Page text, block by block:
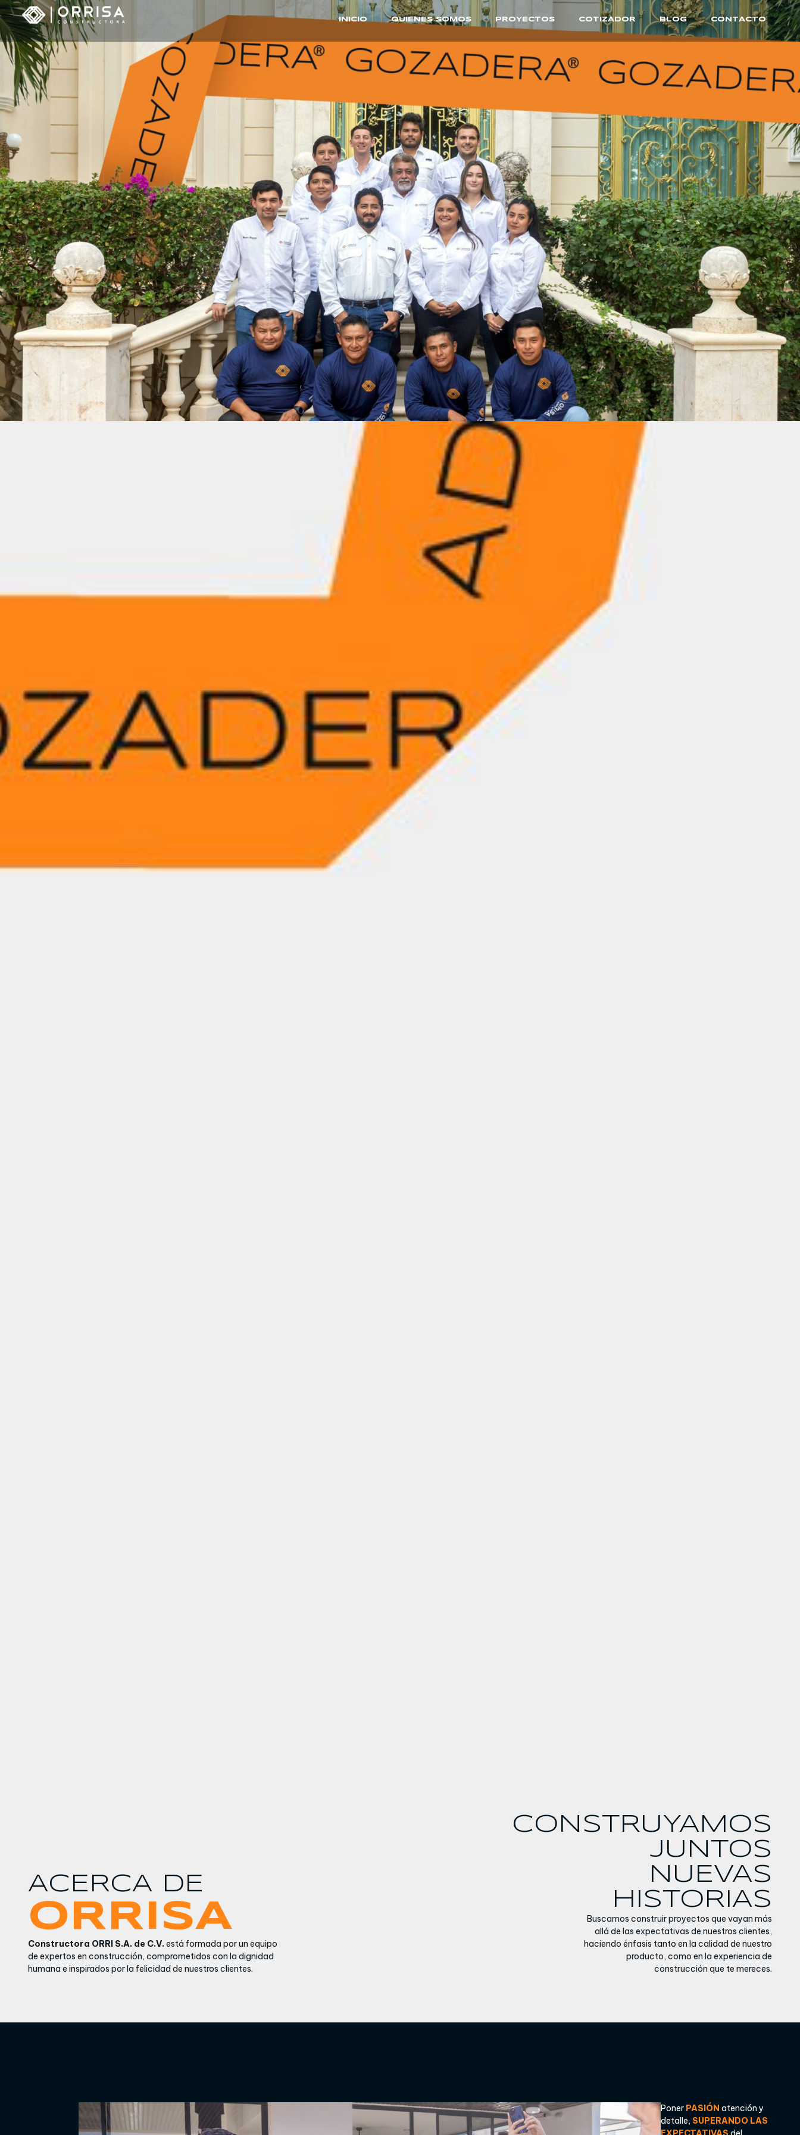
INICIO QUIENES SOMOS PROYECTOS COTIZADOR BLOG CONTACTO
ACERCA DE
ORRISA
Constructora ORRI S.A. de C.V.está formada por un equipo
de expertos en construcción, comprometidos con la dignidad
humana e inspirados por la felicidad de nuestros clientes.
CONSTRUYAMOS
JUNTOS
NUEVAS
HISTORIAS
Buscamos construir proyectos que vayan más
allá de las expectativas de nuestros clientes,
haciendo énfasis tanto en la calidad de nuestro
producto, como en la experiencia de
construcción que te mereces.
Poner PASIÓN atención y
detalle, SUPERANDO LAS